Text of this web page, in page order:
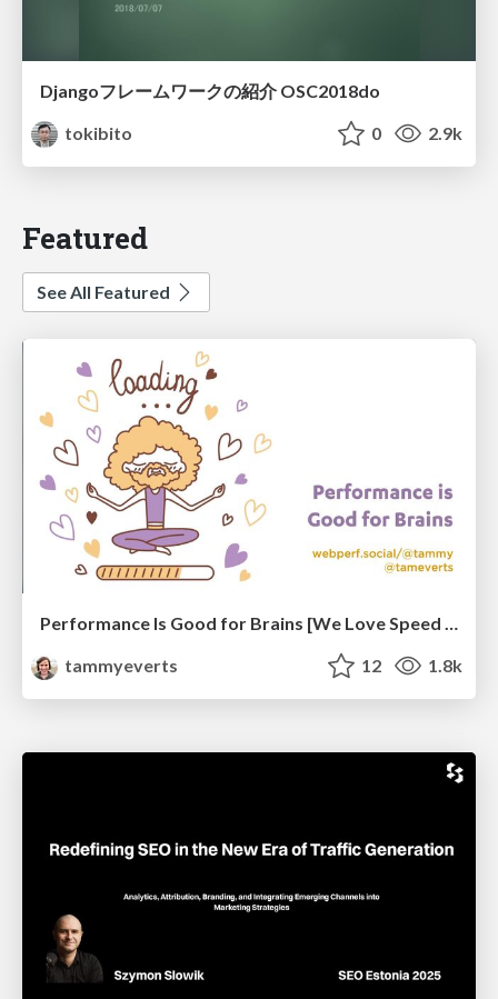
Djangoフレームワークの紹介 OSC2018do
tokibito
0 2.9k
Featured
See All Featured
Performance Is Good for Brains [We Love Speed 2024]
tammyeverts
12 1.8k